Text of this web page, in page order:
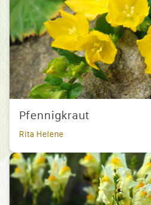
Pfennigkraut
Rita Helene